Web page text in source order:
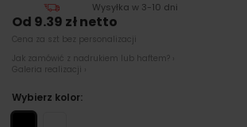
Wysyłka w 3-10 dni
Od 9.39 zł netto
Cena za szt bez personalizacji
Jak zamówić z nadrukiem lub haftem? ›
Galeria realizacji ›
Wybierz kolor: